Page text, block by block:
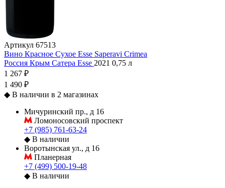
Артикул 67513
Вино Красное Сухое Esse Saperavi Crimea
Россия Крым Сатера Esse 2021 0,75 л
1 267 ₽
1 490 ₽
◆ В наличии в 2 магазинах
Мичуринский пр., д 16
Ломоносовский проспект
+7 (985) 761-63-24
◆ В наличии
Воротынская ул., д 16
Планерная
+7 (499) 500-19-48
◆ В наличии